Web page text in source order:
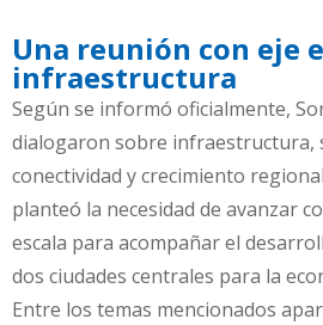
Una reunión con eje
infraestructura
Según se informó oficialmente,
dialogaron sobre infraestructura,
conectividad y crecimiento
planteó la necesidad de avanzar
escala para acompañar el
dos ciudades centrales para la
Entre los temas mencionados